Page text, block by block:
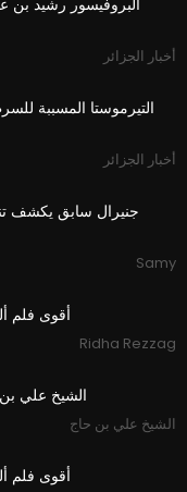
البروفيسور رشيد بن
أخبار الجزائر
التيرموستا المسببة
أخبار الجزائر
جنيرال سابق يكشف
Samy
أقوى فلم
Ridha Rezzag
الشيخ علي
الشيخ علي بن حاج
أقوى فلم